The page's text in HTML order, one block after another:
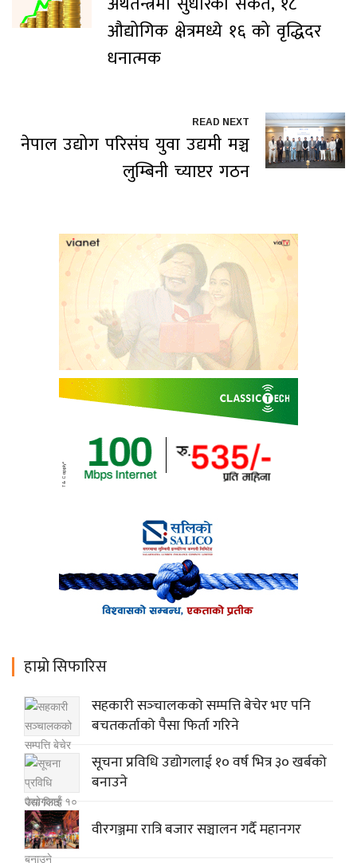
औद्योगिक क्षेत्रमध्ये १६ को वृद्धिदर
धनात्मक
READ NEXT
नेपाल उद्योग परिसंघ युवा उद्यमी मञ्च
लुम्बिनी च्याप्टर गठन
हाम्रो सिफारिस
सहकारी सञ्‍चालकको सम्पत्ति बेचेर भए पनि
बचतकर्ताको पैसा फिर्ता गरिने
सूचना प्रविधि उद्योगलाई १० वर्ष भित्र ३० खर्बको
बनाउने
वीरगञ्जमा रात्रि बजार सञ्चालन गर्दै महानगर